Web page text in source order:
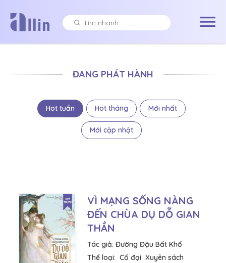
ĐANG PHÁT HÀNH
Hot tuần Hot tháng Mới nhất
Mới cập nhật
VÌ MẠNG SỐNG NÀNG
ĐẾN CHÙA DỤ DỖ GIAN
THẦN
Tác giả: Đường Đậu Bất Khổ
Thể loại: Cổ đại Xuyên sách